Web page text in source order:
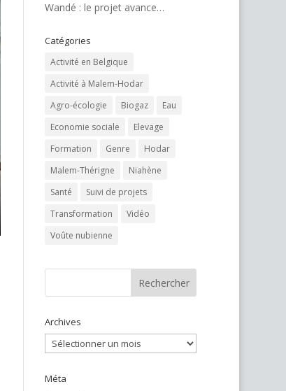
Wandé : le projet avance…
Catégories
Activité en Belgique
Activité à Malem-Hodar
Agro-écologie
Biogaz
Eau
Economie sociale
Elevage
Formation
Genre
Hodar
Malem-Thérigne
Niahène
Santé
Suivi de projets
Transformation
Vidéo
Voûte nubienne
Archives
Archives
Méta